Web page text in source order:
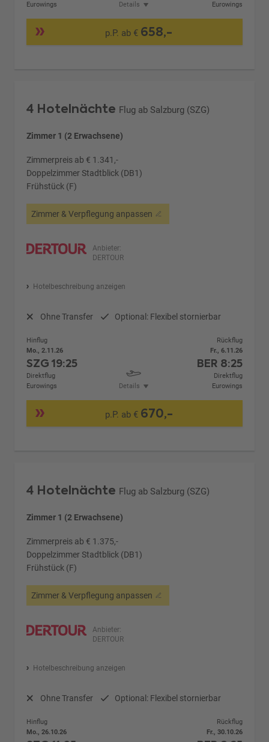
Eurowings
Details
Eurowings
p.P. ab € 658,-
4 Hotelnächte Flug ab Salzburg (SZG)
Zimmer 1 (2 Erwachsene)
Zimmerpreis ab € 1.341,-
Doppelzimmer Stadtblick (DB1)
Frühstück (F)
Zimmer & Verpflegung anpassen
Anbieter:
DERTOUR
Hotelbeschreibung anzeigen
Ohne Transfer Optional: Flexibel stornierbar
Hinflug
Mo., 2.11.26
SZG19:25
Direktflug
Eurowings
Details
Rückflug
Fr., 6.11.26
BER 8:25
Direktflug
Eurowings
p.P. ab € 670,-
4 Hotelnächte Flug ab Salzburg (SZG)
Zimmer 1 (2 Erwachsene)
Zimmerpreis ab € 1.375,-
Doppelzimmer Stadtblick (DB1)
Frühstück (F)
Zimmer & Verpflegung anpassen
Anbieter:
DERTOUR
Hotelbeschreibung anzeigen
Ohne Transfer Optional: Flexibel stornierbar
Hinflug
Mo., 26.10.26
Rückflug
Fr., 30.10.26